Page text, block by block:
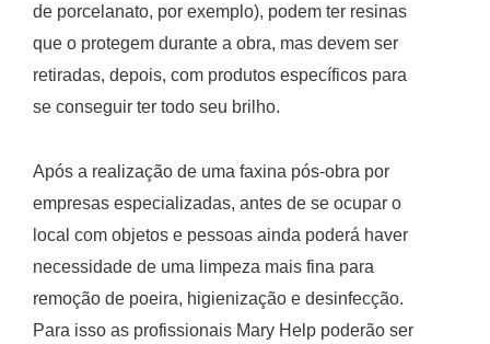
de porcelanato, por exemplo), podem ter resinas
que o protegem durante a obra, mas devem ser
retiradas, depois, com produtos específicos para
se conseguir ter todo seu brilho.
Após a realização de uma faxina pós-obra por
empresas especializadas, antes de se ocupar o
local com objetos e pessoas ainda poderá haver
necessidade de uma limpeza mais fina para
remoção de poeira, higienização e desinfecção.
Para isso as profissionais Mary Help poderão ser